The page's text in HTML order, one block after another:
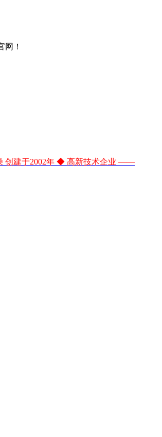
网！
创建于2002年 ◆ 高新技术企业 ——